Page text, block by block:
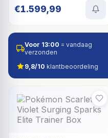
€1.599,99
Voor 13:00 = vandaag
verzonden
9,8/10 klantbeoordeling
UITVERKOCHT